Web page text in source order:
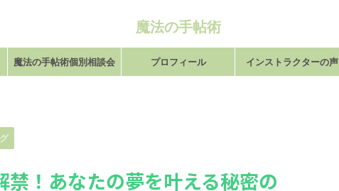
魔法の手帖術
魔法の手帖術個別相談会 プロフィール インストラクターの声
禁！あなたの夢を叶える秘密の